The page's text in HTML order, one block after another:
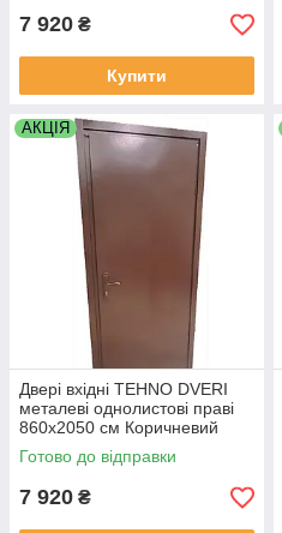
7 920 ₴
Купити
АКЦІЯ
Двері вхідні TEHNO DVERI
металеві однолистові праві
860х2050 см Коричневий
Готово до відправки
7 920 ₴